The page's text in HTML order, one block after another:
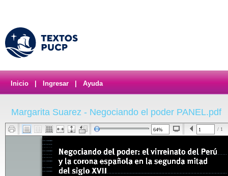
Inicio Ingresar Ayuda
Margarita Suarez - Negociando el poder PANEL.pdf
/ 1